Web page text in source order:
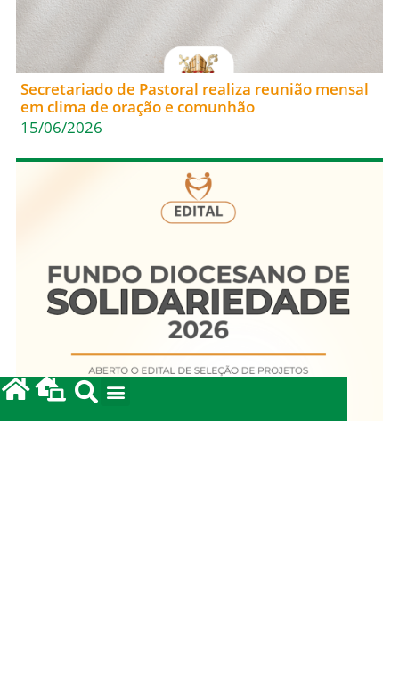
Secretariado de Pastoral realiza reunião mensal
em clima de oração e comunhão
15/06/2026